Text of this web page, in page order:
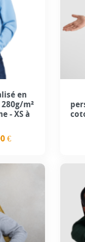
+33
en
m²
- XS à
€